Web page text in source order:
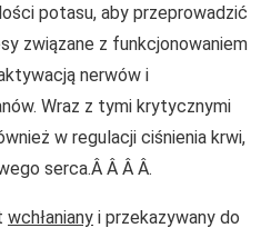
potasu, aby przeprowadzić
związane z funkcjonowaniem
nerwów i
Wraz z tymi krytycznymi
w regulacji ciśnienia krwi,
serca.Â Â Â Â.
wchłaniany i przekazywany do